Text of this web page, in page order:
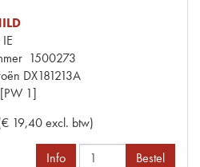
1500273
DX181213A
[PW 1]
19,40 excl. btw)
Info Bestel